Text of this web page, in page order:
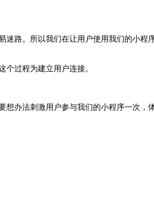
路。所以我们在让用户使用我们的小程
过程为建立用户连接。
办法刺激用户参与我们的小程序一次，